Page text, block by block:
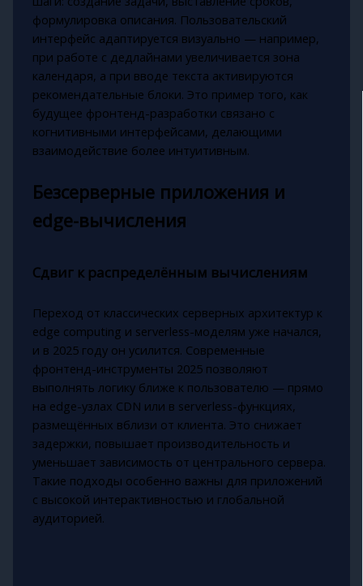
формулировка описания. Пользовательский
интерфейс адаптируется визуально — например,
при работе с дедлайнами увеличивается зона
календаря, а при вводе текста активируются
рекомендательные блоки. Это пример того, как
будущее фронтенд-разработки связано с
когнитивными интерфейсами, делающими
взаимодействие более интуитивным.
Безсерверные приложения и
edge-вычисления
Сдвиг к распределённым вычислениям
Переход от классических серверных архитектур к
edge computing и serverless-моделям уже начался,
и в 2025 году он усилится. Современные
фронтенд-инструменты 2025 позволяют
выполнять логику ближе к пользователю — прямо
на edge-узлах CDN или в serverless-функциях,
размещённых вблизи от клиента. Это снижает
задержки, повышает производительность и
уменьшает зависимость от центрального сервера.
Такие подходы особенно важны для приложений
с высокой интерактивностью и глобальной
аудиторией.